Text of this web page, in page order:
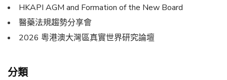
HKAPI AGM and Formation of the New Board
醫藥法規趨勢分享會
2026 粵港澳大灣區真實世界研究論壇
分類